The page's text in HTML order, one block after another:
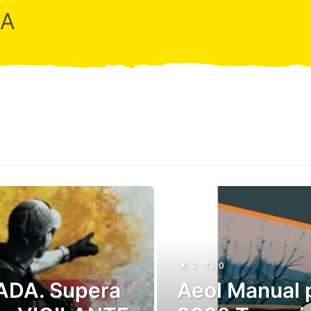
Supera
3 0
Aeol Manual